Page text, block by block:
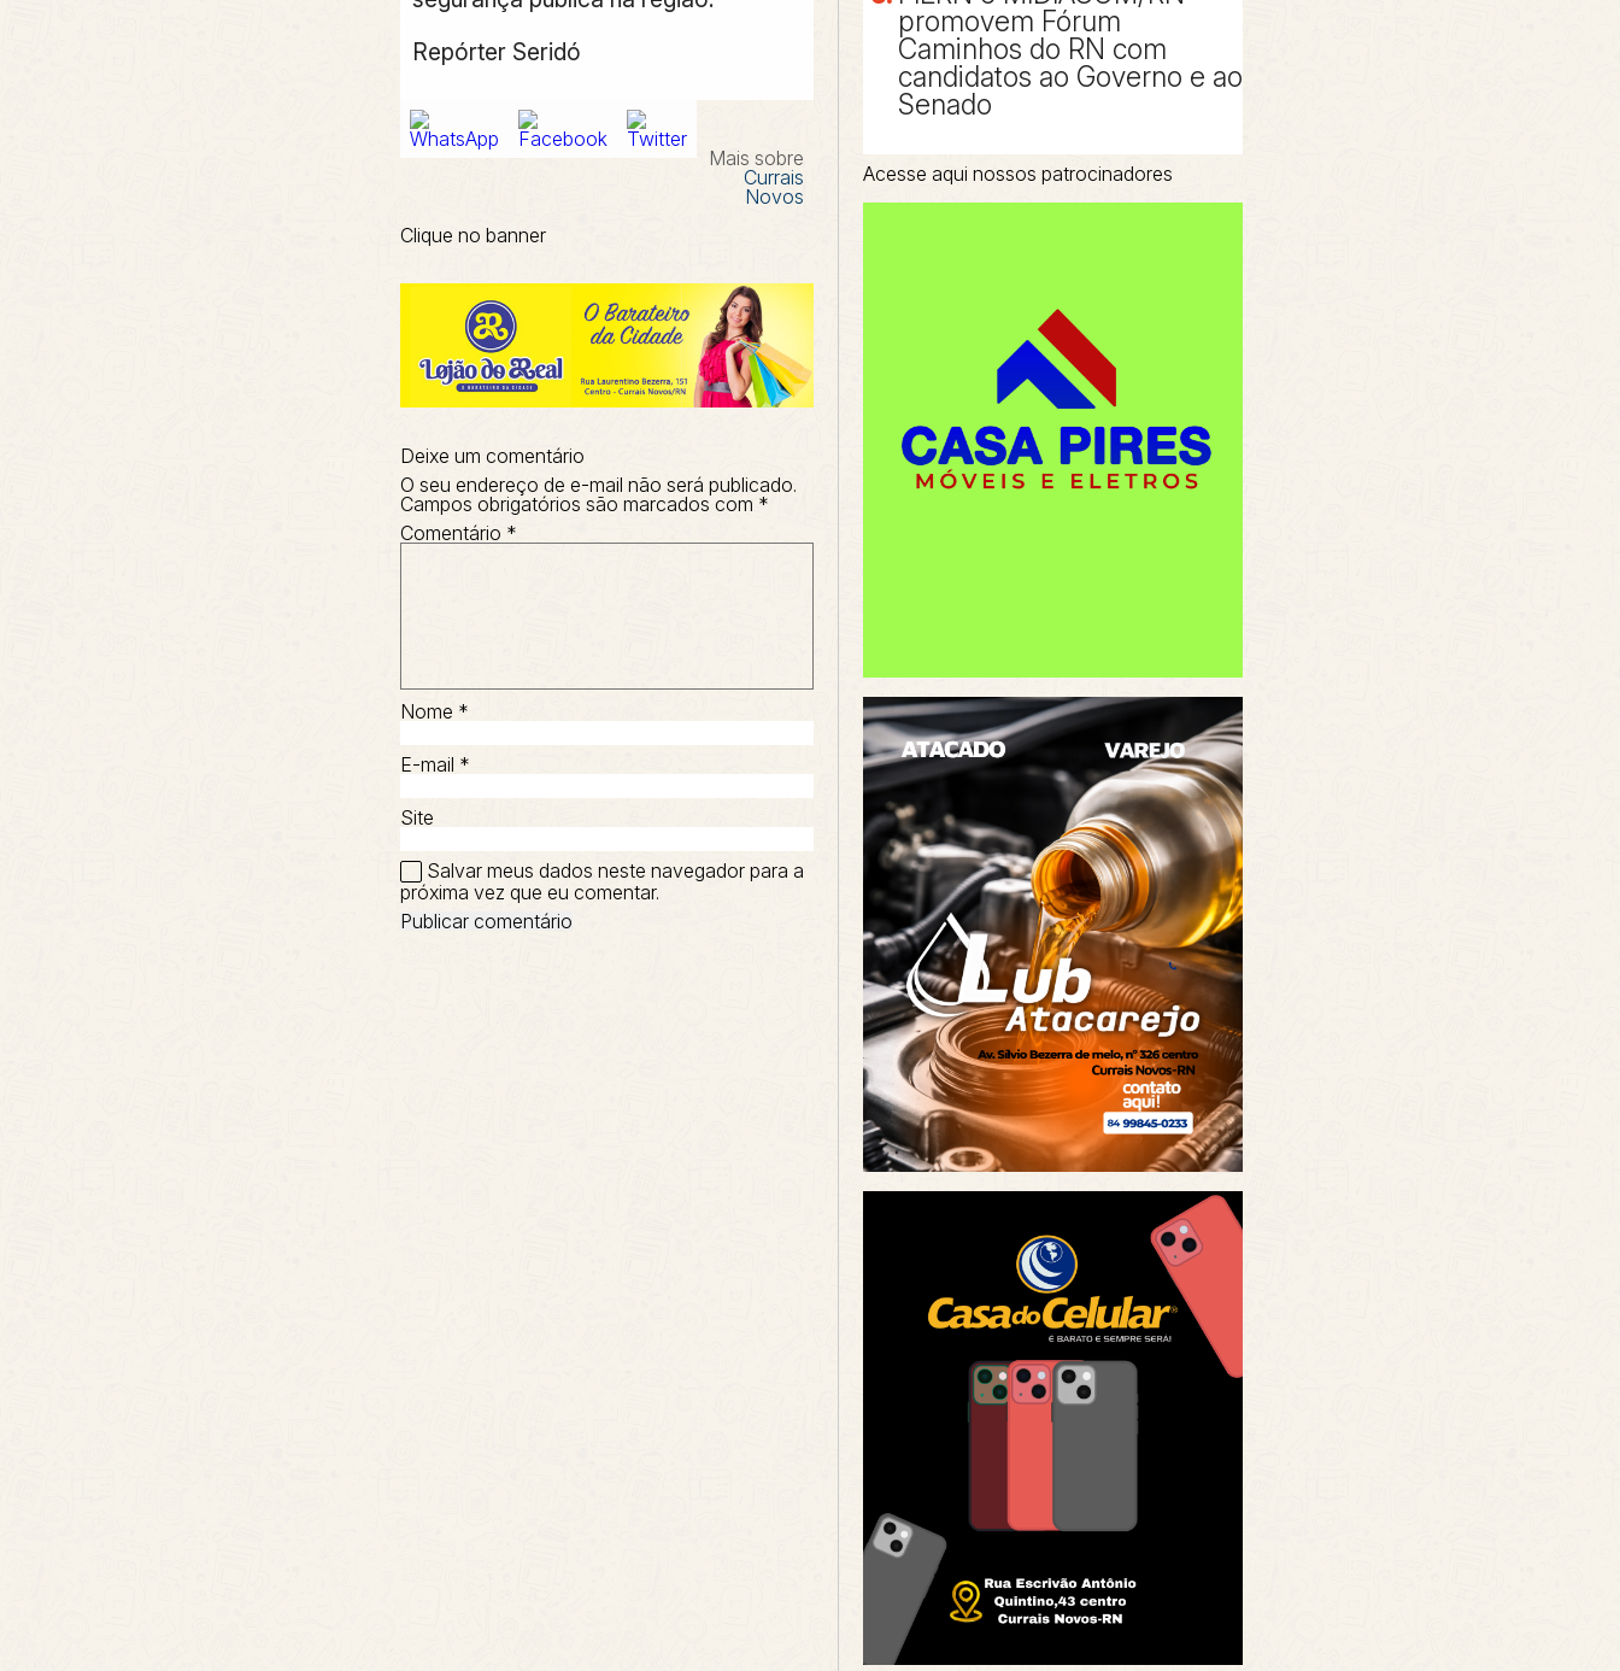
Repórter Seridó
Mais sobre
Currais
Novos
Clique no banner
Deixe um comentário
O seu endereço de e-mail não será publicado.
Campos obrigatórios são marcados com *
Comentário *
Nome *
E-mail *
Site
Salvar meus dados neste navegador para a
próxima vez que eu comentar.
promovem Fórum
Caminhos do RN com
candidatos ao Governo e ao
Senado
Acesse aqui nossos patrocinadores